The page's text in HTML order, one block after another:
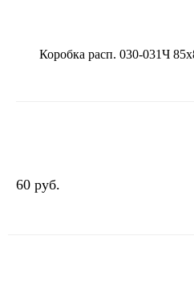
Коробка расп. 030-031Ч
60 руб.